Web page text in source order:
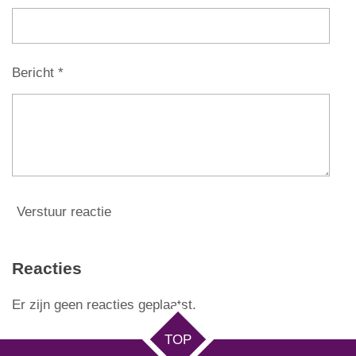
Bericht *
Verstuur reactie
Reacties
Er zijn geen reacties geplaatst.
TOP